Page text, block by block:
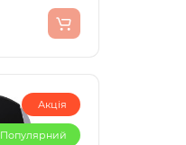
Акція
Популярний